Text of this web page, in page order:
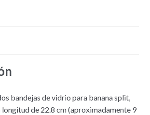
bandejas de vidrio para banana split,
longitud de 22.8 cm (aproximadamente 9